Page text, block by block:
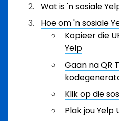
Wat is 'n sosiale
Hoe om 'n sosiale
Kopieer die
Yelp
Gaan na QR
Klik op die
Plak jou Yelp